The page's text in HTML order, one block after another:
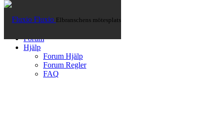
Fluxio Elbranschens mötesplats
Hem
Forum
Hjälp
Forum Hjälp
Forum Regler
FAQ